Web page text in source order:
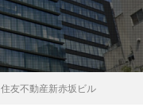
住友不動産新赤坂ビル